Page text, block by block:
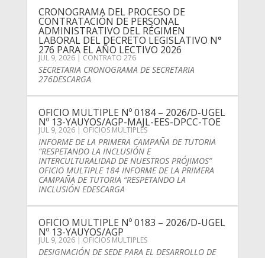
CRONOGRAMA DEL PROCESO DE
CONTRATACIÓN DE PERSONAL
ADMINISTRATIVO DEL RÉGIMEN
LABORAL DEL DECRETO LEGISLATIVO N°
276 PARA EL AÑO LECTIVO 2026
JUL 9, 2026| CONTRATO 276
SECRETARIA CRONOGRAMA DE SECRETARIA
276DESCARGA
OFICIO MULTIPLE Nº 0184 – 2026/D-UGEL
Nº 13-YAUYOS/AGP-MAJL-EES-DPCC-TOE
JUL 9, 2026| OFICIOS MULTIPLES
INFORME DE LA PRIMERA CAMPAÑA DE TUTORIA
“RESPETANDO LA INCLUSIÓN E
INTERCULTURALIDAD DE NUESTROS PRÓJIMOS”
OFICIO MULTIPLE 184 INFORME DE LA PRIMERA
CAMPAÑA DE TUTORIA “RESPETANDO LA
INCLUSIÓN EDESCARGA
OFICIO MULTIPLE Nº 0183 – 2026/D-UGEL
Nº 13-YAUYOS/AGP
JUL 9, 2026| OFICIOS MULTIPLES
DESIGNACIÓN DE SEDE PARA EL DESARROLLO DE